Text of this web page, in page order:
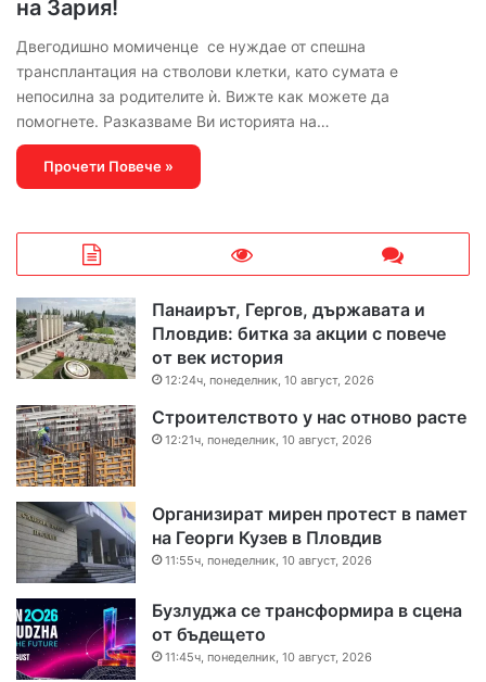
на Зария!
Двегодишно момиченце се нуждае от спешна
трансплантация на стволови клетки, като сумата е
непосилна за родителите ѝ. Вижте как можете да
помогнете. Разказваме Ви историята на…
Прочети Повече »
Панаирът, Гергов, държавата и
Пловдив: битка за акции с повече
от век история
12:24ч, понеделник, 10 август, 2026
Строителството у нас отново расте
12:21ч, понеделник, 10 август, 2026
Организират мирен протест в памет
на Георги Кузев в Пловдив
11:55ч, понеделник, 10 август, 2026
Бузлуджа се трансформира в сцена
от бъдещето
11:45ч, понеделник, 10 август, 2026